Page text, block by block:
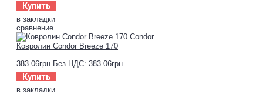
Купить
в закладки
сравнение
Ковролин Condor Breeze 170
383.06грн Без НДС: 383.06грн
Купить
в закладки